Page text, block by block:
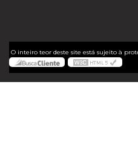
O inteiro teor deste site está sujeito à